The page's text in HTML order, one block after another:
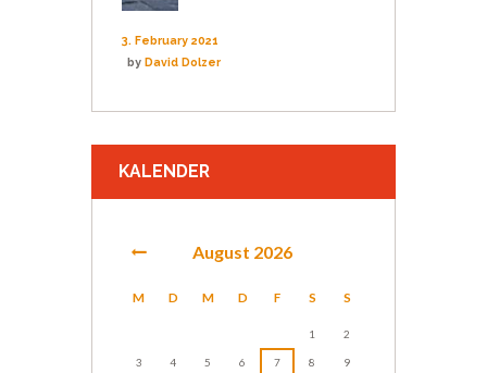
3. February 2021
byDavid Dolzer
KALENDER
August 2026
M D M D F S S
1 2
3 4 5 6 7 8 9